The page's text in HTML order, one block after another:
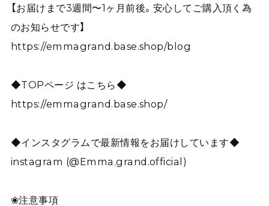
【お届けまで3週間〜1ヶ月前後。安心してご購入頂く為
のお知らせです】
https://emmagrand.base.shop/blog
◆TOPページ はこちら◆
https://emmagrand.base.shop/
◆インスタグラムで最新情報をお届けしています◆
instagram (@Emma.grand.official)
❀注意事項